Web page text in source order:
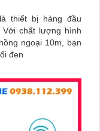
thiết bị hàng đầu
ngoại 10m, bạn
đen